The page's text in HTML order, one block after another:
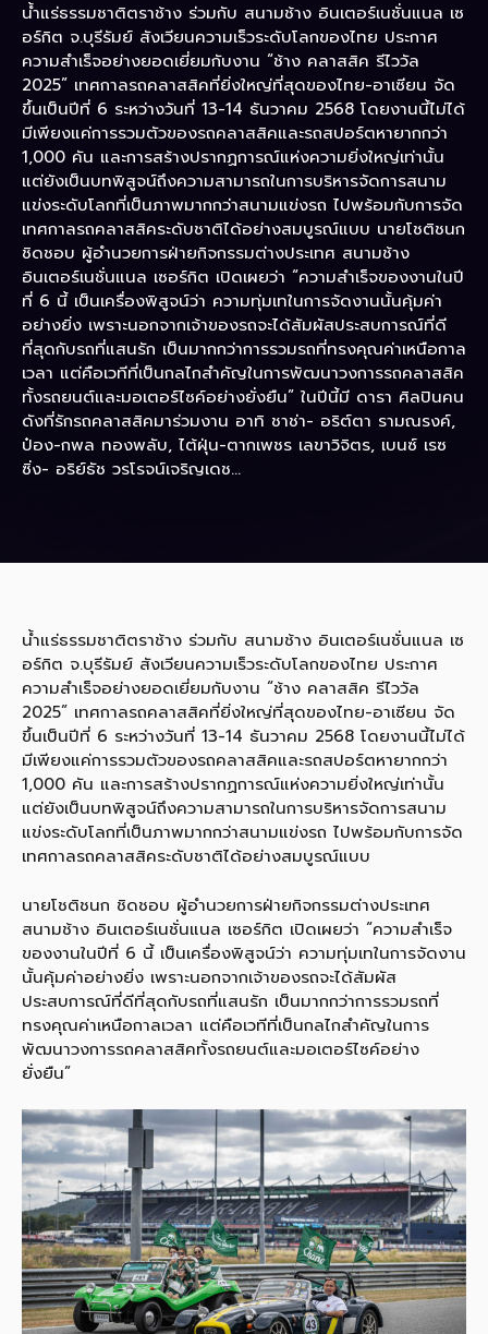
น้ำแร่ธรรมชาติตราช้าง ร่วมกับ สนามช้าง อินเตอร์เนชั่นแนล เซ
อร์กิต จ.บุรีรัมย์ สังเวียนความเร็วระดับโลกของไทย ประกาศ
ความสำเร็จอย่างยอดเยี่ยมกับงาน “ช้าง คลาสสิค รีไววัล
2025” เทศกาลรถคลาสสิคที่ยิ่งใหญ่ที่สุดของไทย-อาเซียน จัด
ขึ้นเป็นปีที่ 6 ระหว่างวันที่ 13-14 ธันวาคม 2568 โดยงานนี้ไม่ได้
มีเพียงแค่การรวมตัวของรถคลาสสิคและรถสปอร์ตหายากกว่า
1,000 คัน และการสร้างปรากฏการณ์แห่งความยิ่งใหญ่เท่านั้น
แต่ยังเป็นบทพิสูจน์ถึงความสามารถในการบริหารจัดการสนาม
แข่งระดับโลกที่เป็นภาพมากกว่าสนามแข่งรถ ไปพร้อมกับการจัด
เทศกาลรถคลาสสิคระดับชาติได้อย่างสมบูรณ์แบบ นายโชติชนก
ชิดชอบ ผู้อำนวยการฝ่ายกิจกรรมต่างประเทศ สนามช้าง
อินเตอร์เนชั่นแนล เซอร์กิต เปิดเผยว่า “ความสำเร็จของงานในปี
ที่ 6 นี้ เป็นเครื่องพิสูจน์ว่า ความทุ่มเทในการจัดงานนั้นคุ้มค่า
อย่างยิ่ง เพราะนอกจากเจ้าของรถจะได้สัมผัสประสบการณ์ที่ดี
ที่สุดกับรถที่แสนรัก เป็นมากกว่าการรวมรถที่ทรงคุณค่าเหนือกาล
เวลา แต่คือเวทีที่เป็นกลไกสำคัญในการพัฒนาวงการรถคลาสสิค
ทั้งรถยนต์และมอเตอร์ไซค์อย่างยั่งยืน” ในปีนี้มี ดารา ศิลปินคน
ดังที่รักรถคลาสสิคมาร่วมงาน อาทิ ชาช่า- อริต์ตา รามณรงค์,
ป๋อง-กพล ทองพลับ, ไต้ฝุ่น-ตากเพชร เลขาวิจิตร, เบนซ์ เรซ
ซิ่ง- อริย์ธัช วรโรจน์เจริญเดช...
น้ำแร่ธรรมชาติตราช้าง ร่วมกับ สนามช้าง อินเตอร์เนชั่นแนล เซ
อร์กิต จ.บุรีรัมย์ สังเวียนความเร็วระดับโลกของไทย ประกาศ
ความสำเร็จอย่างยอดเยี่ยมกับงาน “ช้าง คลาสสิค รีไววัล
2025” เทศกาลรถคลาสสิคที่ยิ่งใหญ่ที่สุดของไทย-อาเซียน จัด
ขึ้นเป็นปีที่ 6 ระหว่างวันที่ 13-14 ธันวาคม 2568 โดยงานนี้ไม่ได้
มีเพียงแค่การรวมตัวของรถคลาสสิคและรถสปอร์ตหายากกว่า
1,000 คัน และการสร้างปรากฏการณ์แห่งความยิ่งใหญ่เท่านั้น
แต่ยังเป็นบทพิสูจน์ถึงความสามารถในการบริหารจัดการสนาม
แข่งระดับโลกที่เป็นภาพมากกว่าสนามแข่งรถ ไปพร้อมกับการจัด
เทศกาลรถคลาสสิคระดับชาติได้อย่างสมบูรณ์แบบ
นายโชติชนก ชิดชอบ ผู้อำนวยการฝ่ายกิจกรรมต่างประเทศ
สนามช้าง อินเตอร์เนชั่นแนล เซอร์กิต เปิดเผยว่า “ความสำเร็จ
ของงานในปีที่ 6 นี้ เป็นเครื่องพิสูจน์ว่า ความทุ่มเทในการจัดงาน
นั้นคุ้มค่าอย่างยิ่ง เพราะนอกจากเจ้าของรถจะได้สัมผัส
ประสบการณ์ที่ดีที่สุดกับรถที่แสนรัก เป็นมากกว่าการรวมรถที่
ทรงคุณค่าเหนือกาลเวลา แต่คือเวทีที่เป็นกลไกสำคัญในการ
พัฒนาวงการรถคลาสสิคทั้งรถยนต์และมอเตอร์ไซค์อย่าง
ยั่งยืน”